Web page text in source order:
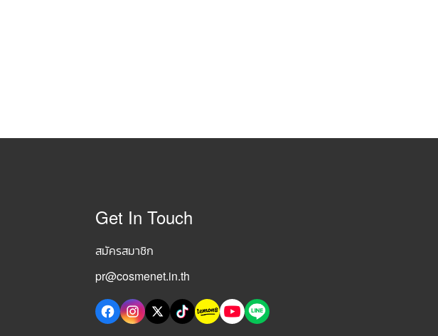
Get In Touch
สมัครสมาชิก
pr@cosmenet.in.th